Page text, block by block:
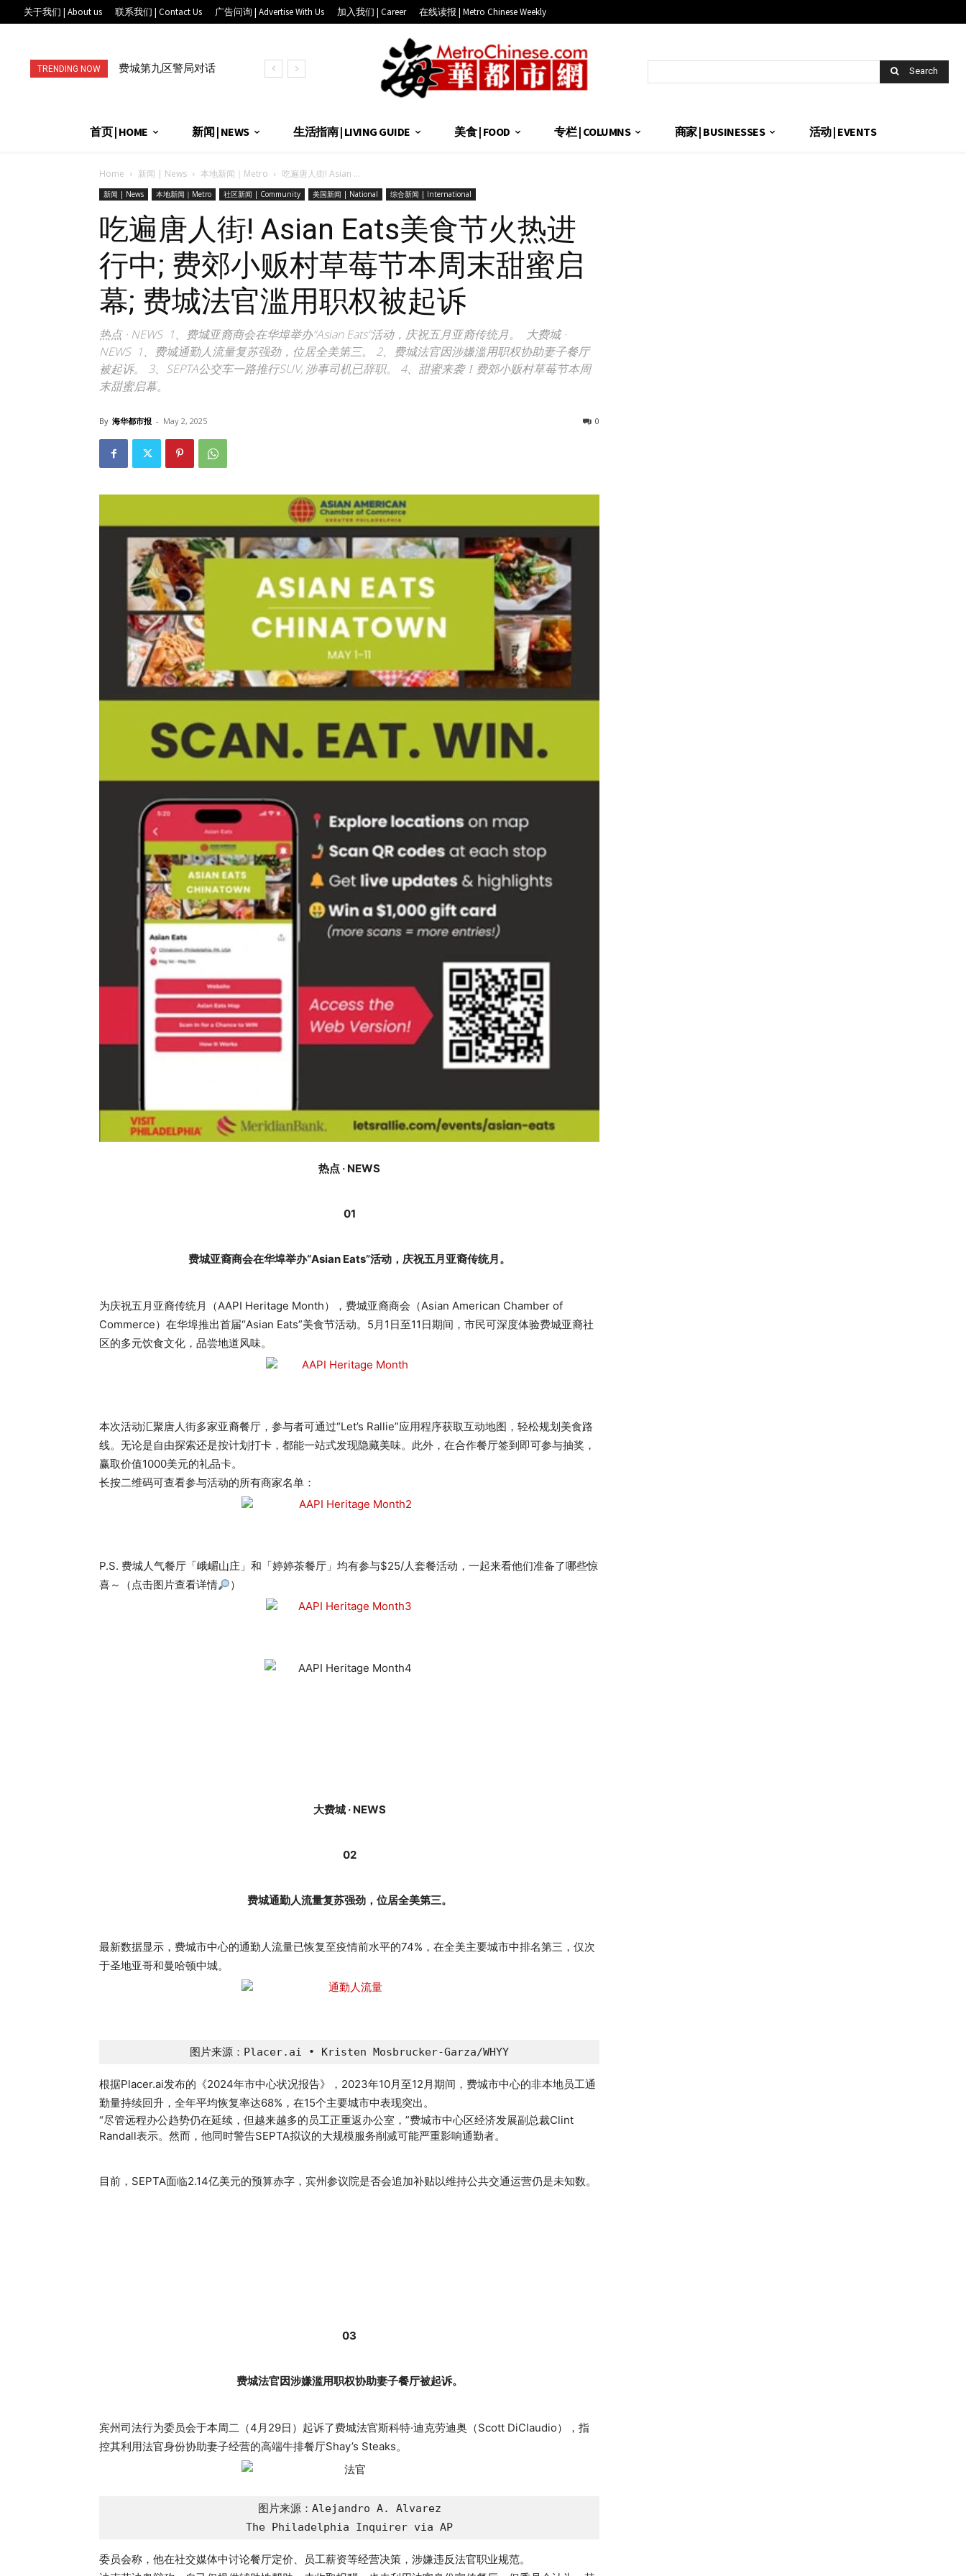
关于我们 | About us 联系我们 | Contact Us 广告问询 | Advertise With Us 加入我们 | Career 在线读报 | Metro Chinese Weekly
TRENDING NOW
费城第九区警局对话
进店消费就送礼, 满
Search
首页 | HOME 新闻 | NEWS 生活指南 | LIVING GUIDE 美食 | FOOD 专栏 | COLUMNS 商家 | BUSINESSES 活动 | EVENTS
Home 新闻 | News 本地新闻｜Metro 吃遍唐人街! Asian ...
新闻 | News 本地新闻｜Metro 社区新闻 | Community 美国新闻 | National 综合新闻 | International
吃遍唐人街! Asian Eats美食节火热进
行中; 费郊小贩村草莓节本周末甜蜜启
幕; 费城法官滥用职权被起诉
热点 · NEWS 1、费城亚裔商会在华埠举办“Asian Eats”活动，庆祝五月亚裔传统月。 大费城 ·
NEWS 1、费城通勤人流量复苏强劲，位居全美第三。 2、费城法官因涉嫌滥用职权协助妻子餐厅
被起诉。 3、SEPTA公交车一路推行SUV, 涉事司机已辞职。 4、甜蜜来袭！费郊小贩村草莓节本周
末甜蜜启幕。
By 海华都市报 - May 2, 2025 0
热点 · NEWS
01
费城亚裔商会在华埠举办“Asian Eats”活动，庆祝五月亚裔传统月。
为庆祝五月亚裔传统月（AAPI Heritage Month），费城亚裔商会（Asian American Chamber of
Commerce）在华埠推出首届“Asian Eats”美食节活动。5月1日至11日期间，市民可深度体验费城亚裔社
区的多元饮食文化，品尝地道风味。
本次活动汇聚唐人街多家亚裔餐厅，参与者可通过“Let’s Rallie”应用程序获取互动地图，轻松规划美食路
线。无论是自由探索还是按计划打卡，都能一站式发现隐藏美味。此外，在合作餐厅签到即可参与抽奖，
赢取价值1000美元的礼品卡。
长按二维码可查看参与活动的所有商家名单：
P.S. 费城人气餐厅「峨嵋山庄」和「婷婷茶餐厅」均有参与$25/人套餐活动，一起来看他们准备了哪些惊
喜～（点击图片查看详情
）
大费城 · NEWS
02
费城通勤人流量复苏强劲，位居全美第三。
最新数据显示，费城市中心的通勤人流量已恢复至疫情前水平的74%，在全美主要城市中排名第三，仅次
于圣地亚哥和曼哈顿中城。
图片来源：Placer.ai • Kristen Mosbrucker-Garza/WHYY
根据Placer.ai发布的《2024年市中心状况报告》，2023年10月至12月期间，费城市中心的非本地员工通
勤量持续回升，全年平均恢复率达68%，在15个主要城市中表现突出。
“尽管远程办公趋势仍在延续，但越来越多的员工正重返办公室，”费城市中心区经济发展副总裁Clint
Randall表示。然而，他同时警告SEPTA拟议的大规模服务削减可能严重影响通勤者。
目前，SEPTA面临2.14亿美元的预算赤字，宾州参议院是否会追加补贴以维持公共交通运营仍是未知数。
03
费城法官因涉嫌滥用职权协助妻子餐厅被起诉。
宾州司法行为委员会于本周二（4月29日）起诉了费城法官斯科特·迪克劳迪奥（Scott DiClaudio），指
控其利用法官身份协助妻子经营的高端牛排餐厅Shay’s Steaks。
图片来源：Alejandro A. Alvarez
The Philadelphia Inquirer via AP
委员会称，他在社交媒体中讨论餐厅定价、员工薪资等经营决策，涉嫌违反法官职业规范。